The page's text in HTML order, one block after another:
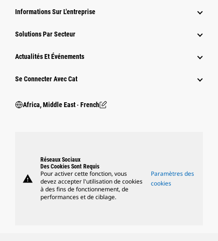
Informations Sur L'entreprise
Solutions Par Secteur
Actualités Et Événements
Se Connecter Avec Cat
Africa, Middle East ‧ French
warning
Réseaux Sociaux
Des Cookies Sont Requis
Pour activer cette fonction, vous
devez accepter l'utilisation de cookies
à des fins de fonctionnement, de
performances et de ciblage.
Paramètres des
cookies